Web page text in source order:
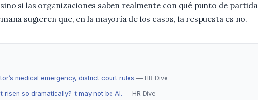
si las organizaciones saben realmente con qué punto de partida
sugieren que, en la mayoría de los casos, la respuesta es no.
medical emergency, district court rules — HR Dive
risen so dramatically? It may not be AI. — HR Dive